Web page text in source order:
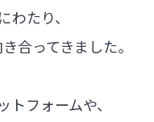
たり、
合ってきました。
フォームや、